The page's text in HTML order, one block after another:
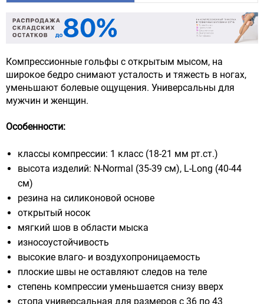
Компрессионные гольфы с открытым мысом, на
широкое бедро снимают усталость и тяжесть в ногах,
уменьшают болевые ощущения. Универсальны для
мужчин и женщин.
Особенности:
классы компрессии: 1 класс (18-21 мм рт.ст.)
высота изделий: N-Normal (35-39 cм), L-Long (40-44
см)
резина на силиконовой основе
открытый носок
мягкий шов в области мыска
износоустойчивость
высокие влаго- и воздухопроницаемость
плоские швы не оставляют следов на теле
степень компрессии уменьшается снизу вверх
стопа универсальная для размеров с 36 по 43